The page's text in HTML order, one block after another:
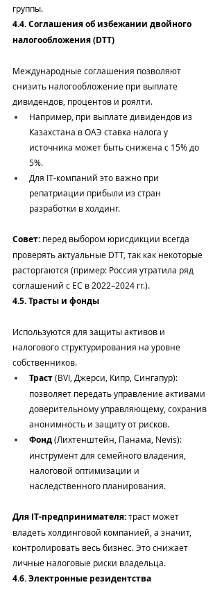
группы.
4.4. Соглашения об избежании двойного
налогообложения (DTT)
Международные соглашения позволяют
снизить налогообложение при выплате
дивидендов, процентов и роялти.
Например, при выплате дивидендов из
Казахстана в ОАЭ ставка налога у
источника может быть снижена с 15% до
5%.
Для IT-компаний это важно при
репатриации прибыли из стран
разработки в холдинг.
Совет: перед выбором юрисдикции всегда
проверять актуальные DTT, так как некоторые
расторгаются (пример: Россия утратила ряд
соглашений с ЕС в 2022–2024 гг.).
4.5. Трасты и фонды
Используются для защиты активов и
налогового структурирования на уровне
собственников.
Траст (BVI, Джерси, Кипр, Сингапур):
позволяет передать управление активами
доверительному управляющему, сохранив
анонимность и защиту от рисков.
Фонд (Лихтенштейн, Панама, Nevis):
инструмент для семейного владения,
налоговой оптимизации и
наследственного планирования.
Для IT-предпринимателя: траст может
владеть холдинговой компанией, а значит,
контролировать весь бизнес. Это снижает
личные налоговые риски владельца.
4.6. Электронные резидентства